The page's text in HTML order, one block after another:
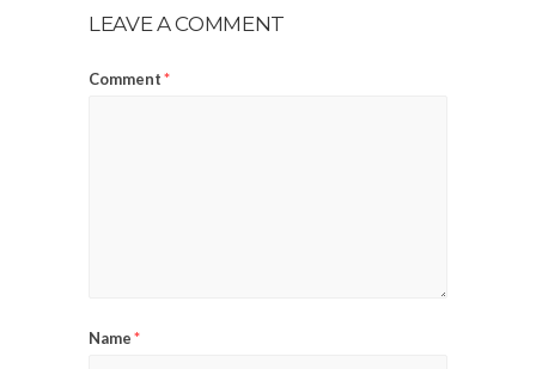
LEAVE A COMMENT
Comment*
Name*